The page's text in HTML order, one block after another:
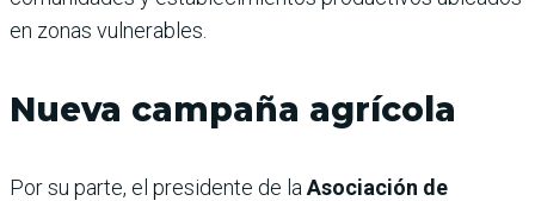
en zonas vulnerables.
Nueva campaña agrícola
Por su parte, el presidente de la Asociación de